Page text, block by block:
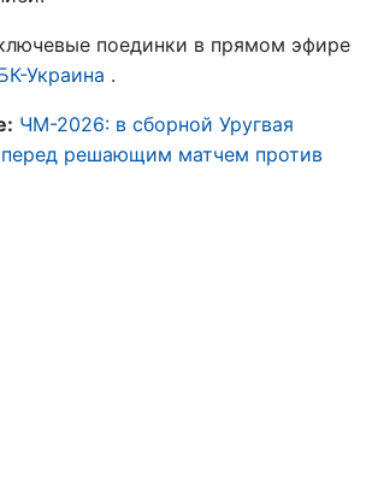
поединки в прямом эфире
Украина .
ЧМ-2026: в сборной Уругвая
перед решающим матчем против